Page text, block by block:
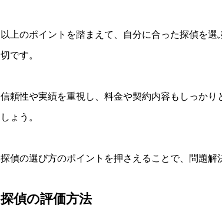
以上のポイントを踏まえて、自分に合った探偵を
切です。
信頼性や実績を重視し、料金や契約内容もしっか
しょう。
探偵の選び方のポイントを押さえることで、問題解
探偵の評価方法